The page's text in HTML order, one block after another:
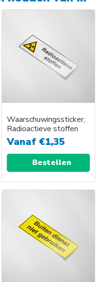
Waarschuwingssticker,
Radioactieve stoffen
Vanaf €1,35
Bestellen